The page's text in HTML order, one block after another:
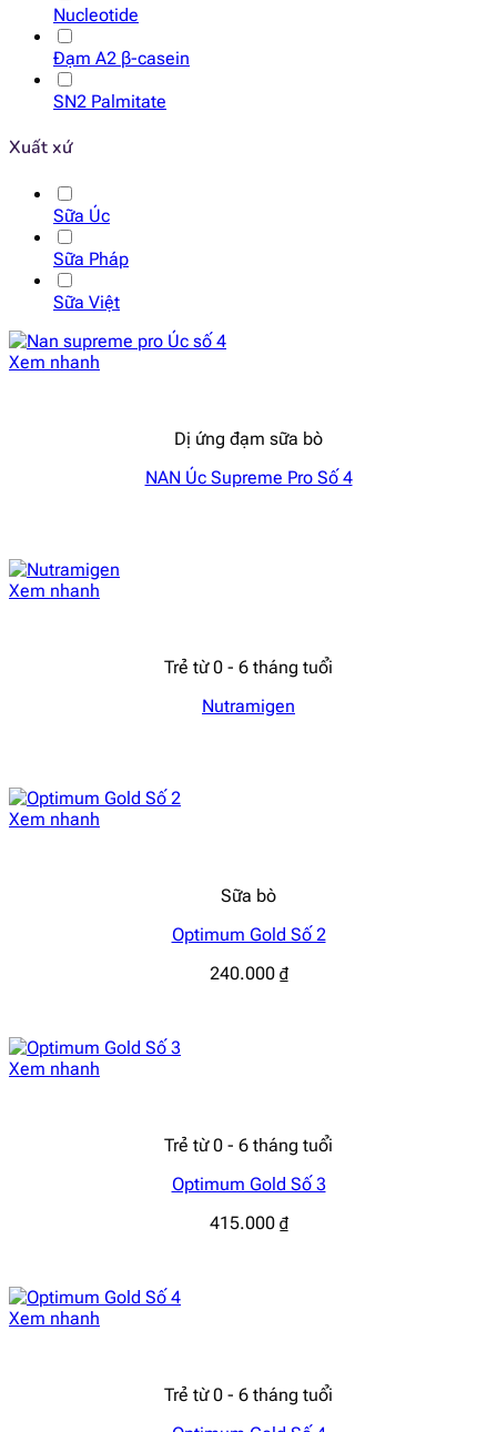
Nucleotide
Đạm A2 β-casein
SN2 Palmitate
Xuất xứ
Sữa Úc
Sữa Pháp
Sữa Việt
Xem nhanh
Dị ứng đạm sữa bò
NAN Úc Supreme Pro Số 4
Xem nhanh
Trẻ từ 0 - 6 tháng tuổi
Nutramigen
Xem nhanh
Sữa bò
Optimum Gold Số 2
240.000 ₫
Xem nhanh
Trẻ từ 0 - 6 tháng tuổi
Optimum Gold Số 3
415.000 ₫
Xem nhanh
Trẻ từ 0 - 6 tháng tuổi